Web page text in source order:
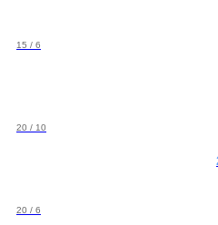
6 / 15
10 / 20
6 / 20